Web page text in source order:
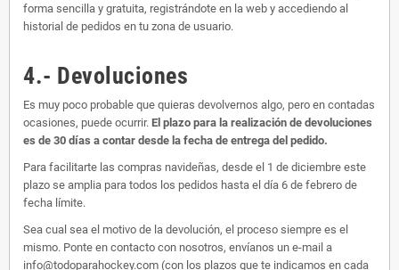
forma sencilla y gratuita, registrándote en la web y accediendo al
historial de pedidos en tu zona de usuario.
4.- Devoluciones
Es muy poco probable que quieras devolvernos algo, pero en contadas
ocasiones, puede ocurrir. El plazo para la realización de devoluciones
es de 30 días a contar desde la fecha de entrega del pedido.
Para facilitarte las compras navideñas, desde el 1 de diciembre este
plazo se amplia para todos los pedidos hasta el día 6 de febrero de
fecha límite.
Sea cual sea el motivo de la devolución, el proceso siempre es el
mismo. Ponte en contacto con nosotros, envíanos un e-mail a
info@todoparahockey.com (con los plazos que te indicamos en cada